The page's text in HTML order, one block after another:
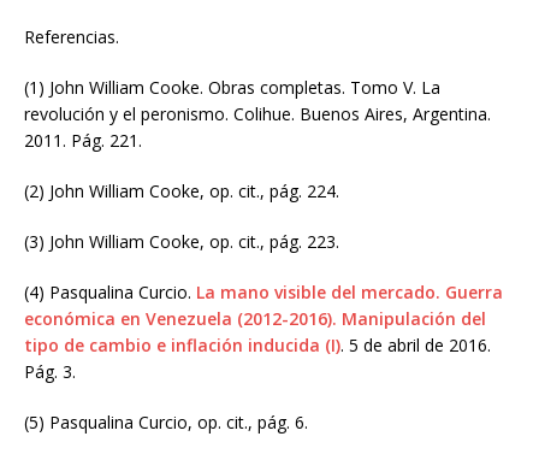
Referencias.
(1) John William Cooke. Obras completas. Tomo V. La
revolución y el peronismo. Colihue. Buenos Aires, Argentina.
2011. Pág. 221.
(2) John William Cooke, op. cit., pág. 224.
(3) John William Cooke, op. cit., pág. 223.
(4) Pasqualina Curcio. La mano visible del mercado. Guerra
económica en Venezuela (2012-2016). Manipulación del
tipo de cambio e inflación inducida (I). 5 de abril de 2016.
Pág. 3.
(5) Pasqualina Curcio, op. cit., pág. 6.